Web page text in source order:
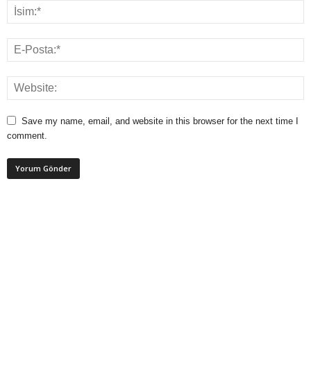
Save my name, email, and website in this browser for the next time I
comment.